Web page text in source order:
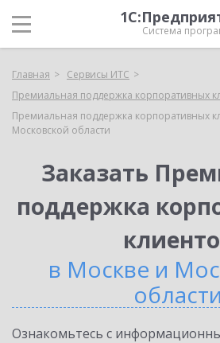
Система
Главная
Сервисы ИТС
Премиальная поддержка корпоративных
Премиальная поддержка корпоративных
Московской области
Заказать
поддержка
в Москве и
области
Ознакомьтесь с